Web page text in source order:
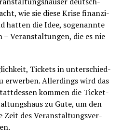
wie sie die­se Kri­se finan­zi­
hat­ten die Idee, soge­nann­te
– Ver­an­stal­tun­gen, die es nie
Tickets in unter­schied­
erwer­ben. Aller­dings wird das
kom­men die Ticket­
zu Gute, um den
Zeit des Ver­an­stal­tungs­ver­